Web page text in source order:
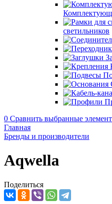
светильников
0 Сравнить выбранные
Главная
Бренды и производители
Aqwella
Поделиться